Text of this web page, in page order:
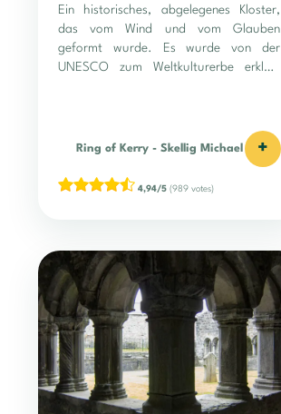
Ein historisches, abgelegenes Kloster,
das vom Wind und vom Glauben
geformt wurde. Es wurde von der
UNESCO zum Weltkulturerbe erklärt
Ring of Kerry - Skellig Michael +
4,94/5 (989 votes)